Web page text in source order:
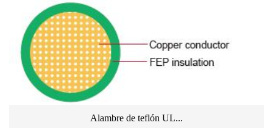
Alambre de teflón UL...